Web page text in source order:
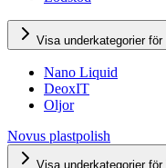
Visa underkategorier
Nano Liquid
DeoxIT
Oljor
Novus plastpolish
Visa underkategorier